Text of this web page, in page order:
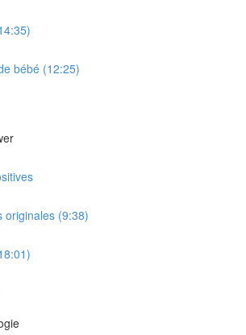
bébé (12:25)
originales (9:38)